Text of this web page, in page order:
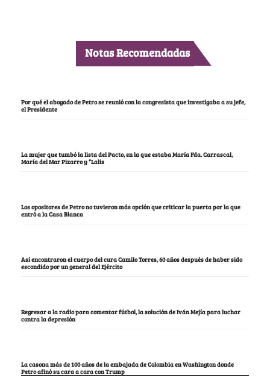
Notas Recomendadas
Por qué el abogado de Petro se reunió con la congresista que investigaba a su jefe,
el Presidente
La mujer que tumbó la lista del Pacto, en la que estaba María Fda. Carrascal,
María del Mar Pizarro y “Lalis
Los opositores de Petro no tuvieron más opción que criticar la puerta por la que
entró a la Casa Blanca
Así encontraron el cuerpo del cura Camilo Torres, 60 años después de haber sido
escondido por un general del Ejército
Regresar a la radio para comentar fútbol, la solución de Iván Mejía para luchar
contra la depresión
La casona más de 100 años de la embajada de Colombia en Washington donde
Petro afinó su cara a cara con Trump